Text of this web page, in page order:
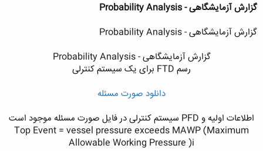
گزارش آزمایشگاهی - Probability Analysis
گزارش آزمایشگاهی - Probability Analysis
گزارش آزمایشگاهی - Probability Analysis
رسم FTD برای یک سیستم کنترلی
دانلود صورت مسئله
اطلاعات اولیه و PFD سیستم کنترلی در فایل صورت مسئله موجود است
Top Event = vessel pressure exceeds MAWP (Maximum
Allowable Working Pressure )i